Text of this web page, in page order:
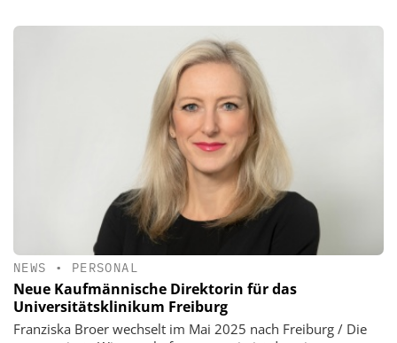
NEWS • PERSONAL
Neue Kaufmännische Direktorin für das
Universitätsklinikum Freiburg
Franziska Broer wechselt im Mai 2025 nach Freiburg / Die